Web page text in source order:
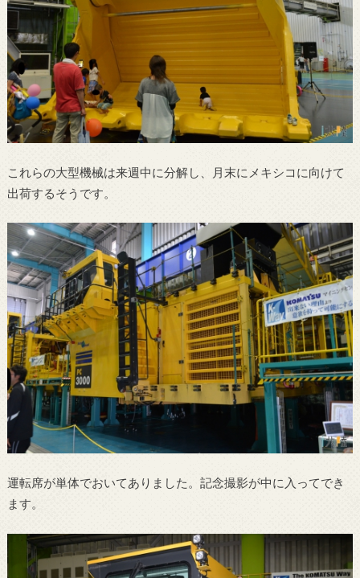
これらの大型機械は来週中に分解し、月末にメキシコに向けて
出荷するそうです。
運転席が単体でおいてありました。記念撮影が中に入ってでき
ます。